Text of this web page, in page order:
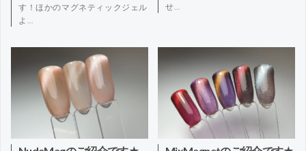
す！ほかのマグネティックジェル
よ…
せ…